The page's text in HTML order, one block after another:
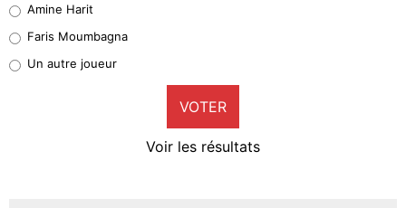
1%
9%
Amine Harit
Faris Moumbagna
Un autre joueur
VOTER
Voir les résultats